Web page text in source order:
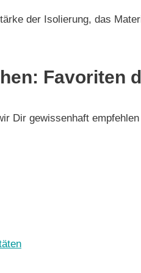
der Isolierung, das
Favoriten
Dir gewissenhaft